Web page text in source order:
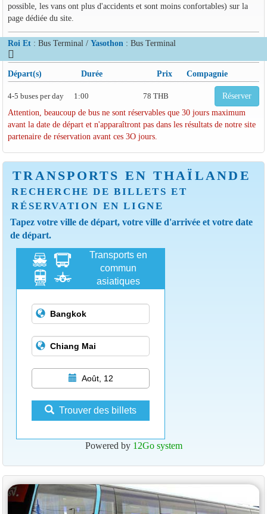
possible, les vans ont plus d'accidents et sont moins confortables) sur la
page dédiée du site.
Roi Et: Bus Terminal / Yasothon : Bus Terminal
Départ(s) Durée Prix Compagnie
4-5 buses per day 1:00 78 THB Réserver
Attention, beaucoup de bus ne sont réservables que 30 jours maximum
avant la date de départ et n'apparaîtront pas dans les résultats de notre site
partenaire de réservation avant ces 3O jours.
TRANSPORTS EN THAÏLANDE
RECHERCHE DE BILLETS ET
RÉSERVATION EN LIGNE
Tapez votre ville de départ, votre ville d'arrivée et votre date
de départ.
Transports en
commun
asiatiques
Août, 12
Trouver des billets
Powered by 12Go system